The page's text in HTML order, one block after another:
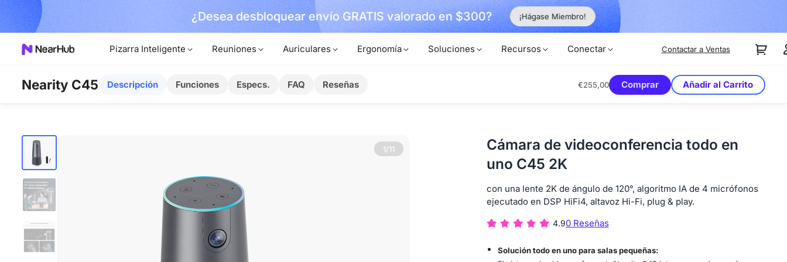
el Suyo Ahora! ¿Desea desbloquear envío GRATIS valorado en $300? ¡Hágase Miembro!
Pizarra Inteligente Reuniones Auriculares Ergonomía Soluciones Recursos Conectar Contactar a Ventas
Nearity C45 Descripción Funciones Especs. FAQ Reseñas €255,00 Comprar Añadir al Carrito
1/11
Cámara de videoconferencia todo en
uno C45 2K
con una lente 2K de ángulo de 120°, algoritmo IA de 4 micrófonos
ejecutado en DSP HiFi4, altavoz Hi-Fi, plug & play.
4.90 Reseñas
Solución todo en uno para salas pequeñas: